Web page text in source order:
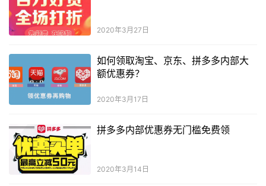
2020年3月27日
如何领取淘宝、京东、拼多多内部大
额优惠券？
2020年3月17日
拼多多内部优惠券无门槛免费领
2020年3月14日